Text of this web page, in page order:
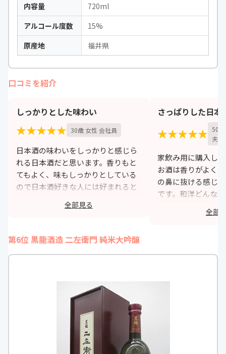
内容量
720ml
アルコール度数
15%
原産地
福井県
口コミを紹介
しっかりとした味わい
★★★★★ 30歳 女性 会社員
日本酒の味わいをしっかりと感じら
れる日本酒だと思います。香りもと
てもよく、味もしっかりとしている
ので日本酒好きな人には好まれると
やすく、食事とともに楽しめる日本
https://monita.online
全部見る
さっぱりした日本
★★★★★ 50
夫）
家飲み用に購入し
お酒は香りがよく
の鼻に抜ける感じ
です。和洋どんな
しむためにあるよ
全部
第6位 黒龍酒造 二左衛門 純米大吟醸